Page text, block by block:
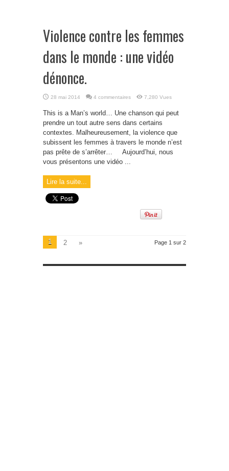
Violence contre les femmes
dans le monde : une vidéo
dénonce.
28 mai 2014 4 commentaires 7,280 Vues
This is a Man’s world… Une chanson qui peut
prendre un tout autre sens dans certains
contextes. Malheureusement, la violence que
subissent les femmes à travers le monde n’est
pas prête de s’arrêter… Aujourd’hui, nous
vous présentons une vidéo ...
Lire la suite...
Page 1 sur 2
1 2 »